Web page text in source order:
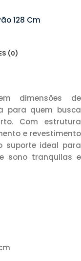
128 Cm
(0)
dimensões de
para quem busca
Com estrutura
e revestimento
suporte ideal para
sono tranquilas e